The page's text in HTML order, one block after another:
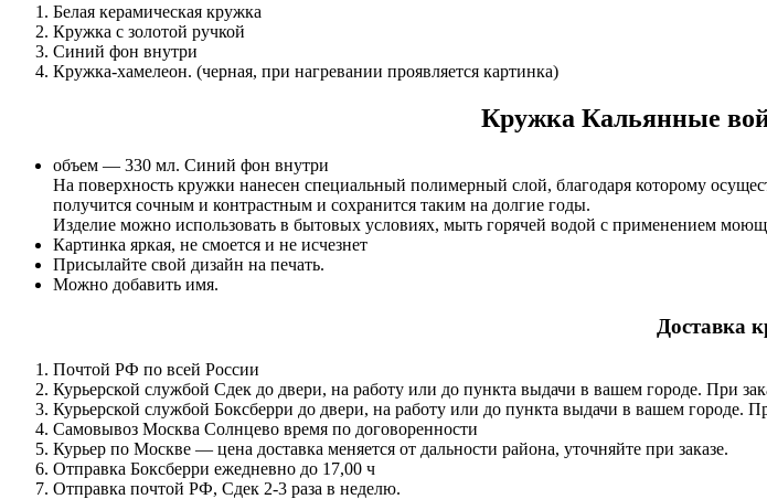
Белая керамическая кружка
Кружка с золотой ручкой
Синий фон внутри
Кружка-хамелеон. (черная, при нагревании проявляется картинка)
Кружка Кальянные
объем — 330 мл. Синий фон внутри
На поверхность кружки нанесен специальный полимерный слой, благодаря которому
получится сочным и контрастным и сохранится таким на долгие годы.
Изделие можно использовать в бытовых условиях, мыть горячей водой с применением
Картинка яркая, не смоется и не исчезнет
Присылайте свой дизайн на печать.
Можно добавить имя.
Доставка
Почтой РФ по всей России
Курьерской службой Сдек до двери, на работу или до пункта выдачи в вашем городе. При
Курьерской службой Боксберри до двери, на работу или до пункта выдачи в вашем городе.
Самовывоз Москва Солнцево время по договоренности
Курьер по Москве — цена доставка меняется от дальности района, уточняйте при заказе.
Отправка Боксберри ежедневно до 17,00 ч
Отправка почтой РФ, Сдек 2-3 раза в неделю.